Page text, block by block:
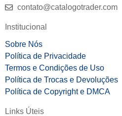
contato@catalogotrader.com
Institucional
Sobre Nós
Política de Privacidade
Termos e Condições de Uso
Política de Trocas e Devoluções
Política de Copyright e DMCA
Links Úteis